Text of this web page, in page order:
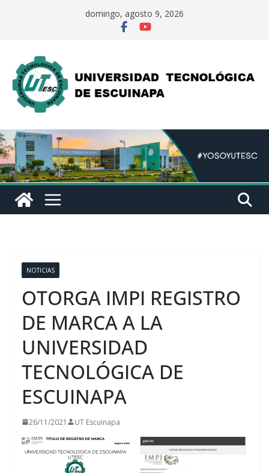
domingo, agosto 9, 2026
NOTICIAS
OTORGA IMPI REGISTRO
DE MARCA A LA
UNIVERSIDAD
TECNOLÓGICA DE
ESCUINAPA
26/11/2021 UT Escuinapa